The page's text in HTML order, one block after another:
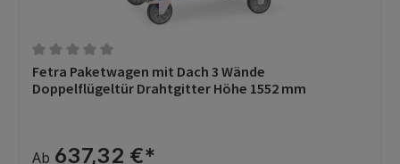
Durchschnittliche Bewertung von 0 von 5 Sternen
Fetra Paketwagen mit Dach 3 Wände
Doppelflügeltür Drahtgitter Höhe 1552 mm
Ab 637,32 €*